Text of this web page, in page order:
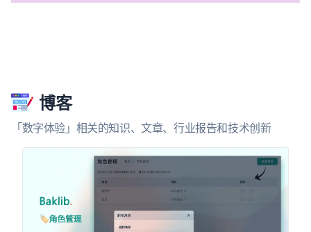
博客
「数字体验」相关的知识、文章、行业报告和技术创新